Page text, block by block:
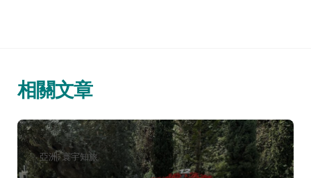
相關文章
分
類：
亞洲 寰宇知旅